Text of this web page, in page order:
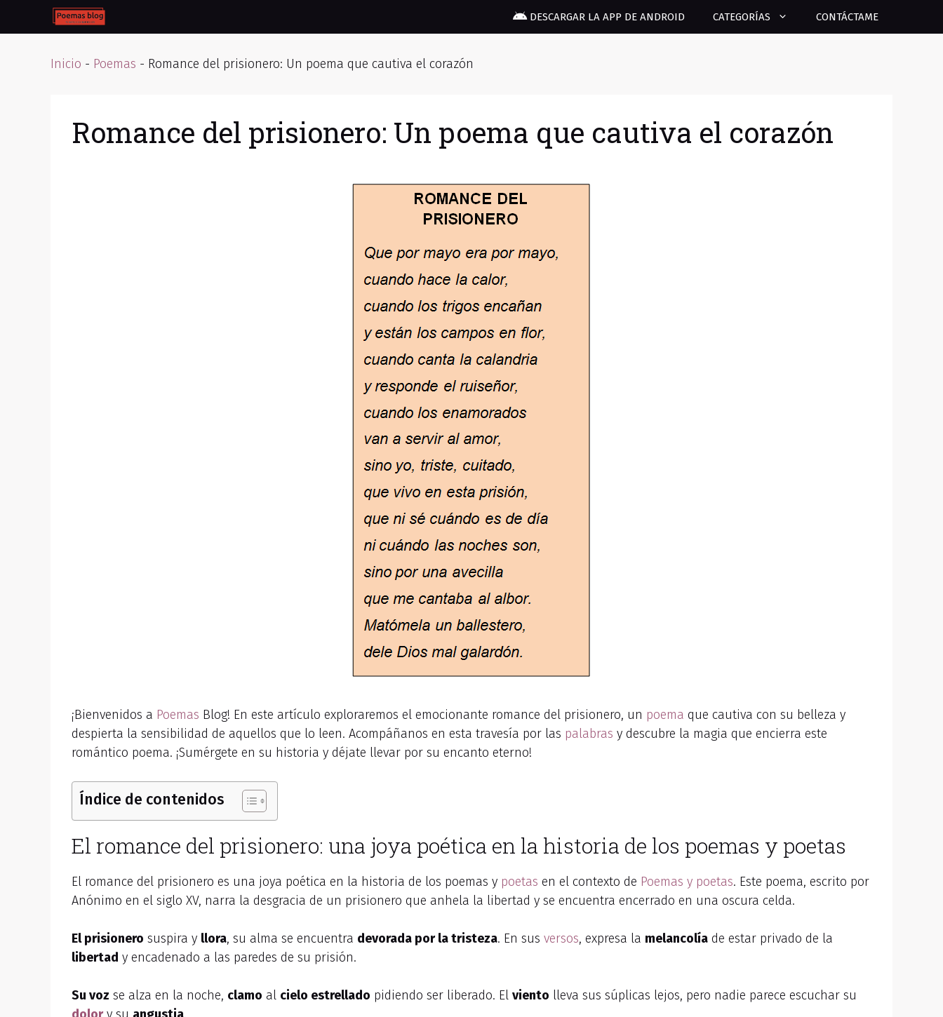
DESCARGAR LA APP DE ANDROID CATEGORÍAS CONTÁCTAME
Inicio - Poemas - Romance del prisionero: Un poema que cautiva el corazón
Romance del prisionero: Un poema que cautiva el corazón
¡Bienvenidos a Poemas Blog! En este artículo exploraremos el emocionante romance del prisionero, un poema que cautiva con su belleza y
despierta la sensibilidad de aquellos que lo leen. Acompáñanos en esta travesía por las palabras y descubre la magia que encierra este
romántico poema. ¡Sumérgete en su historia y déjate llevar por su encanto eterno!
Índice de contenidos
El romance del prisionero: una joya poética en la historia de los poemas y poetas
El romance del prisionero es una joya poética en la historia de los poemas y poetas en el contexto de Poemas y poetas. Este poema, escrito por
Anónimo en el siglo XV, narra la desgracia de un prisionero que anhela la libertad y se encuentra encerrado en una oscura celda.
El prisionero suspira y llora, su alma se encuentra devorada por la tristeza. En sus versos, expresa la melancolía de estar privado de la
libertad y encadenado a las paredes de su prisión.
Su voz se alza en la noche, clamo al cielo estrellado pidiendo ser liberado. El viento lleva sus súplicas lejos, pero nadie parece escuchar su